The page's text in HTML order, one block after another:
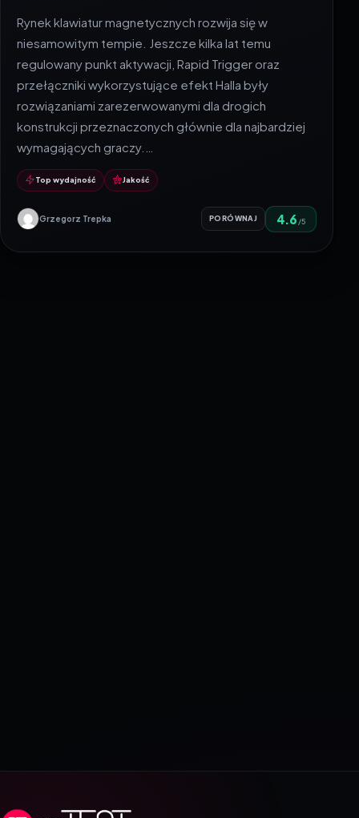
Rynek klawiatur magnetycznych rozwija się w
niesamowitym tempie. Jeszcze kilka lat temu
regulowany punkt aktywacji, Rapid Trigger oraz
przełączniki wykorzystujące efekt Halla były
rozwiązaniami zarezerwowanymi dla drogich
konstrukcji przeznaczonych głównie dla najbardziej
wymagających graczy.…
Top wydajność Jakość
Grzegorz Trepka PORÓWNAJ 4.6 /5